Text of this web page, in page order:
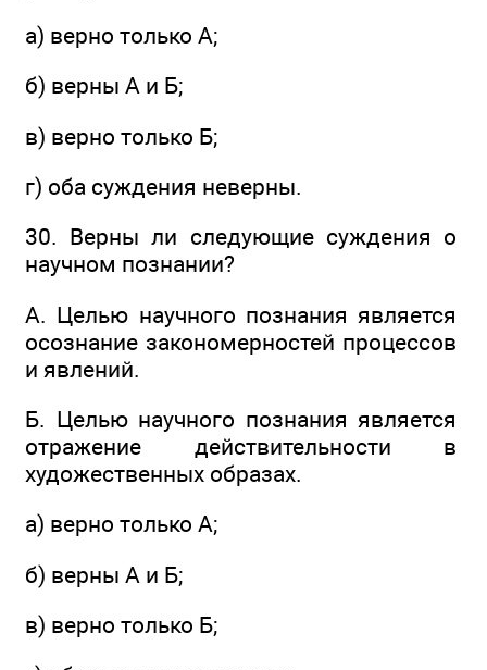
а) верно только А;
б) верны А и Б;
в) верно только Б;
г) оба суждения неверны.
30. Верны ли следующие суждения о
научном познании?
А. Целью научного познания является
осознание закономерностей процессов
и явлений.
Б. Целью научного познания является
отражение действительности в
художественных образах.
а) верно только А;
б) верны А и Б;
в) верно только Б;